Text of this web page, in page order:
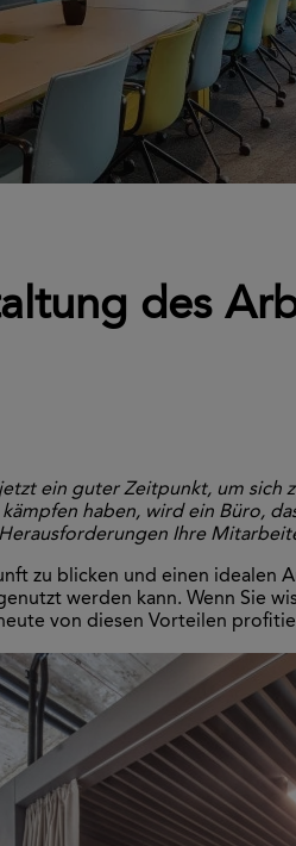
des
ein guter Zeitpunkt, um sich
haben, wird ein Büro,
Ihre
zu blicken und einen
werden kann. Wenn Sie
von diesen Vorteilen